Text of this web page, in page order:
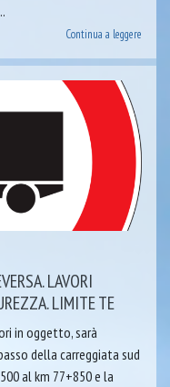
Continua a leggere
LAVORI
LIMITE TE
in oggetto, sarà
della carreggiata sud
al km 77+850 e la